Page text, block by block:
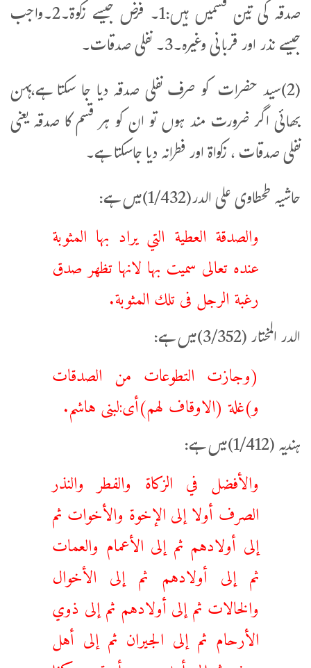
صدقہ کی تین قسمیں ہیں:1۔ فرض جیسے زکوۃ۔2۔واجب
جیسے نذر اور قربانی وغیرہ۔3۔ نفلی صدقات۔
(2)سيد حضرات كو صرف نفلی صدقہ دیا جا سکتا ہے،بہن
بھائی اگر ضرورت مند ہوں تو ان کو ہر قسم کا صدقہ یعنی
نفلی صدقات ، زکواۃ اور فطرانہ دیا جاسکتا ہے۔
حاشیہ طحطاوی علی الدر(1/432)میں ہے:
والصدقة العطية التي يراد بها المثوبة
عنده تعالى سميت بها لانها تظهر صدق
رغبة الرجل فى تلك المثوبة.
الدر المختار (3/352)میں ہے:
(وجازت التطوعات من الصدقات
و)غلة (الاوقاف لهم)أى:لبنى هاشم.
ہندیہ (1/412)میں ہے:
والأفضل في الزكاة والفطر والنذر
الصرف أولا إلى الإخوة والأخوات ثم
إلى أولادهم ثم إلى الأعمام والعمات
ثم إلى أولادهم ثم إلى الأخوال
والخالات ثم إلى أولادهم ثم إلى ذوي
الأرحام ثم إلى الجيران ثم إلى أهل